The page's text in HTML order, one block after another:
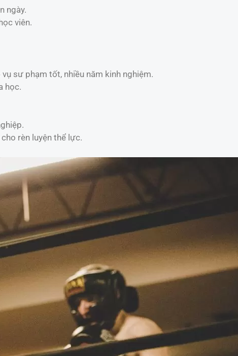
ngày.
viên.
sư phạm tốt, nhiều năm kinh nghiệm.
học.
rèn luyện thể lực.